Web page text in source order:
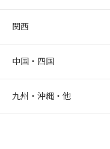
関西
中国・四国
九州・沖縄・他